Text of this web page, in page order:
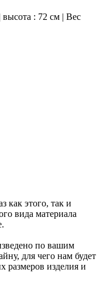
: 72 см | Вес
как этого, так и
вида материала
по вашим
для чего нам будет
размеров изделия и